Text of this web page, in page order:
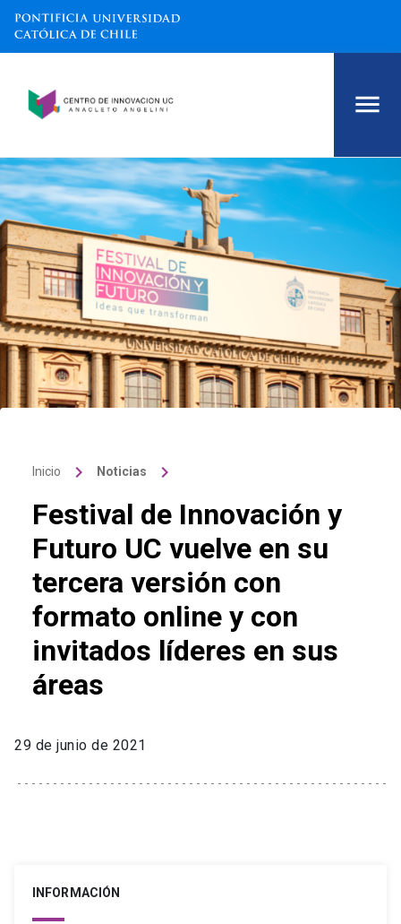
Inicio keyboard_arrow_right Noticias keyboard_arrow_right
Festival de Innovación y
Futuro UC vuelve en su
tercera versión con
formato online y con
invitados líderes en sus
áreas
29 de junio de 2021
INFORMACIÓN